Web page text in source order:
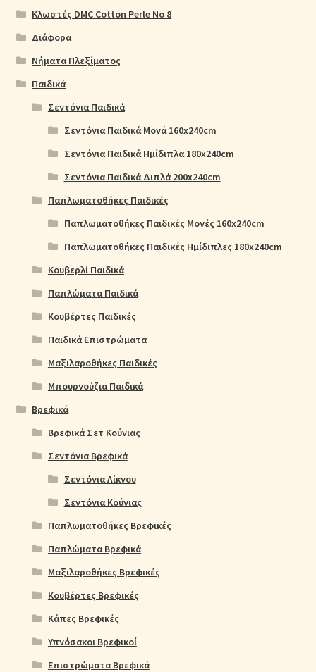
Κλωστές DMC Cotton Perle No 8
Διάφορα
Νήματα Πλεξίματος
Παιδικά
Σεντόνια Παιδικά
Σεντόνια Παιδικά Μονά 160x240cm
Σεντόνια Παιδικά Ημίδιπλα 180x240cm
Σεντόνια Παιδικά Διπλά 200x240cm
Παπλωματοθήκες Παιδικές
Παπλωματοθήκες Παιδικές Μονές 160x240cm
Παπλωματοθήκες Παιδικές Ημίδιπλες 180x240cm
Κουβερλί Παιδικά
Παπλώματα Παιδικά
Κουβέρτες Παιδικές
Παιδικά Επιστρώματα
Μαξιλαροθήκες Παιδικές
Μπουρνούζια Παιδικά
Βρεφικά
Βρεφικά Σετ Κούνιας
Σεντόνια Βρεφικά
Σεντόνια Λίκνου
Σεντόνια Κούνιας
Παπλωματοθήκες Βρεφικές
Παπλώματα Βρεφικά
Μαξιλαροθήκες Βρεφικές
Κουβέρτες Βρεφικές
Κάπες Βρεφικές
Υπνόσακοι Βρεφικοί
Επιστρώματα Βρεφικά